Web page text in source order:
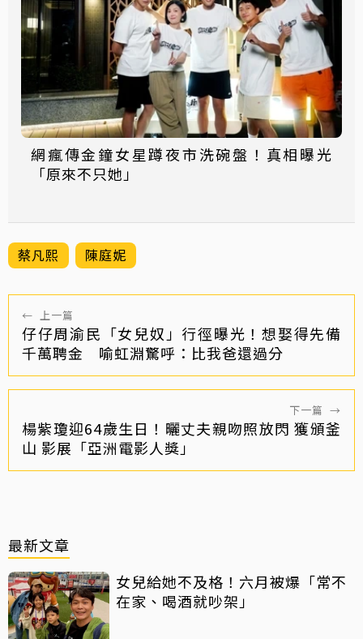
網瘋傳金鐘女星蹲夜市洗碗盤！真相曝光
「原來不只她」
蔡凡熙 陳庭妮
← 上一篇
仔仔周渝民「女兒奴」行徑曝光！想娶得先備
千萬聘金 喻虹淵驚呼：比我爸還過分
下一篇 →
楊紫瓊迎64歲生日！曬丈夫親吻照放閃 獲頒釜
山 影展「亞洲電影人獎」
最新文章
女兒給她不及格！六月被爆「常不
在家、喝酒就吵架」